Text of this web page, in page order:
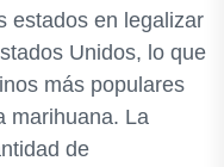
estados en legalizar
Unidos, lo que
más populares
marihuana. La
de